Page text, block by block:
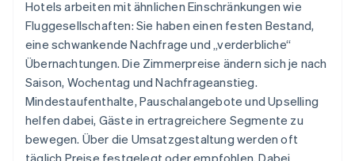
Hotels arbeiten mit ähnlichen Einschränkungen wie
Fluggesellschaften: Sie haben einen festen Bestand,
eine schwankende Nachfrage und „verderbliche“
Übernachtungen. Die Zimmerpreise ändern sich je nach
Saison, Wochentag und Nachfrageanstieg.
Mindestaufenthalte, Pauschalangebote und Upselling
helfen dabei, Gäste in ertragreichere Segmente zu
bewegen. Über die Umsatzgestaltung werden oft